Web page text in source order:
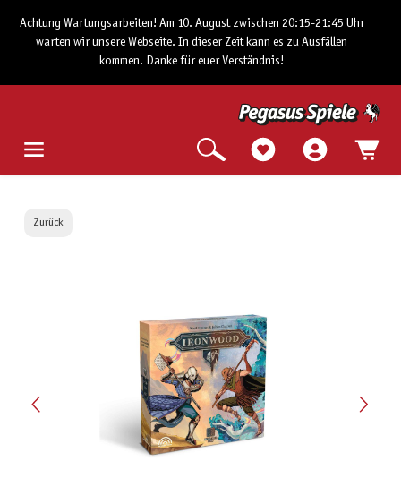
Achtung Wartungsarbeiten! Am 10. August zwischen 20:15-21:45 Uhr
warten wir unsere Webseite. In dieser Zeit kann es zu Ausfällen
kommen. Danke für euer Verständnis!
Zurück